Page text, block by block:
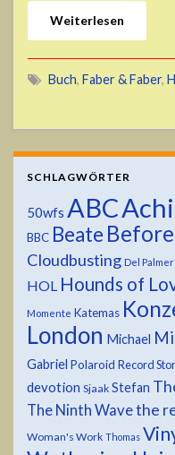
Weiterlesen
Buch, Faber & Faber,
SCHLAGWÖRTER
50wfs ABC
BBC Beate
Cloudbusting Del Palmer
HOL Hounds of
Momente Katemas
London Michael
Gabriel Polaroid Record
devotion Sjaak Stefan
The Ninth Wavethe
Woman's Work Thomas